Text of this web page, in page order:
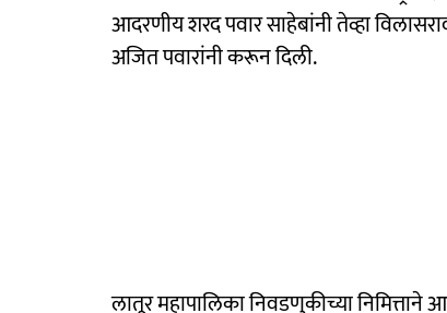
आदरणीय शरद पवार साहेबांनी तेव्हा
अजित पवारांनी करून दिली.
लातूर महापालिका निवडणुकीच्या निमित्ताने